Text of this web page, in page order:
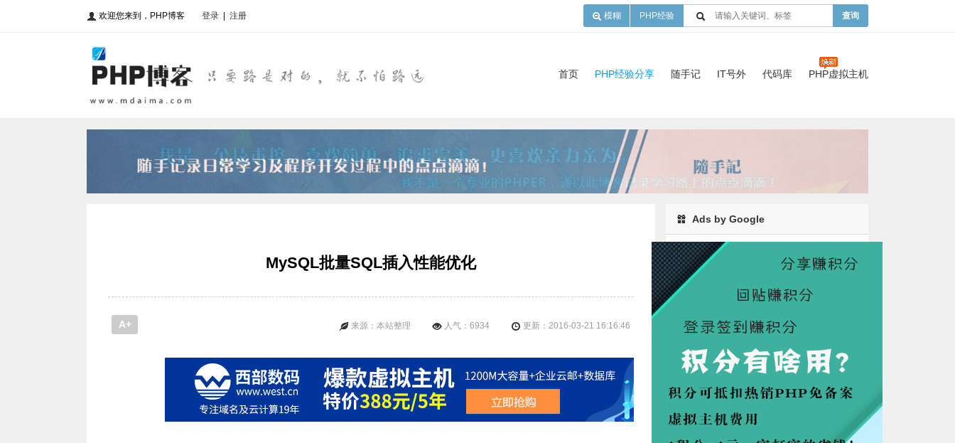
欢迎您来到，PHP博客 登录 注册 模糊 PHP经验 查询
首页 PHP经验分享 随手记 IT号外 代码库 PHP虚拟主机
MySQL批量SQL插入性能优化
更新：2016-03-21 16:16:46
人气：6934
来源：本站整理
A+
Ads by Google